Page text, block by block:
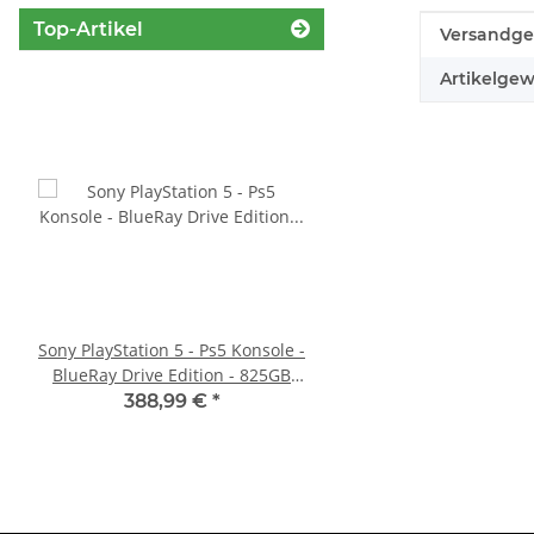
Wert
Top-Artikel
Sony PlayStation 5 - Ps5 Konsole -
BlueRay Drive Edition - 825GB
CFI-1216A gebraucht
388,99 € *